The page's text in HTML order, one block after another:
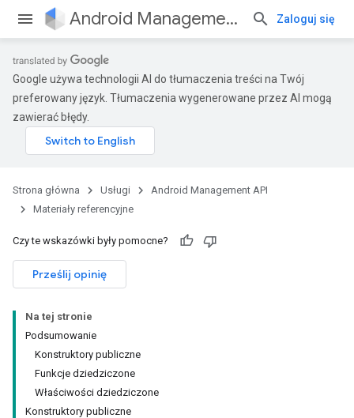
Android Management API Zaloguj się
Google używa technologii AI do tłumaczenia treści na Twój
preferowany język. Tłumaczenia wygenerowane przez AI mogą
zawierać błędy.
Strona główna Usługi
Android Management API
Materiały referencyjne
Czy te wskazówki były pomocne?
Prześlij opinię
Na tej stronie
Podsumowanie
Konstruktory publiczne
Funkcje dziedziczone
Właściwości dziedziczone
Konstruktory publiczne